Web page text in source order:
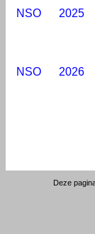
NSO
2025
NSO
2026
Deze